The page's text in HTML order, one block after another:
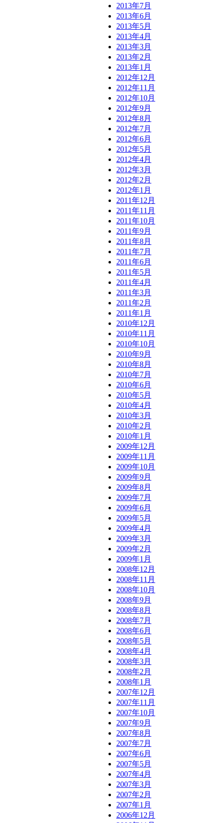
2013年7月
2013年6月
2013年5月
2013年4月
2013年3月
2013年2月
2013年1月
2012年12月
2012年11月
2012年10月
2012年9月
2012年8月
2012年7月
2012年6月
2012年5月
2012年4月
2012年3月
2012年2月
2012年1月
2011年12月
2011年11月
2011年10月
2011年9月
2011年8月
2011年7月
2011年6月
2011年5月
2011年4月
2011年3月
2011年2月
2011年1月
2010年12月
2010年11月
2010年10月
2010年9月
2010年8月
2010年7月
2010年6月
2010年5月
2010年4月
2010年3月
2010年2月
2010年1月
2009年12月
2009年11月
2009年10月
2009年9月
2009年8月
2009年7月
2009年6月
2009年5月
2009年4月
2009年3月
2009年2月
2009年1月
2008年12月
2008年11月
2008年10月
2008年9月
2008年8月
2008年7月
2008年6月
2008年5月
2008年4月
2008年3月
2008年2月
2008年1月
2007年12月
2007年11月
2007年10月
2007年9月
2007年8月
2007年7月
2007年6月
2007年5月
2007年4月
2007年3月
2007年2月
2007年1月
2006年12月